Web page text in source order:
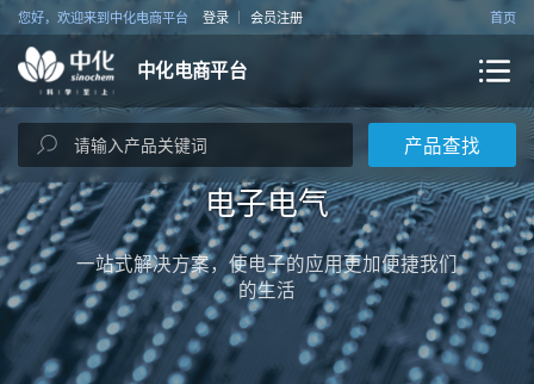
首页
您好，欢迎来到中化电商平台 登录 会员注册
中化电商平台
产品查找
电子电气
一站式解决方案，使电子的应用更加便捷我们
的生活